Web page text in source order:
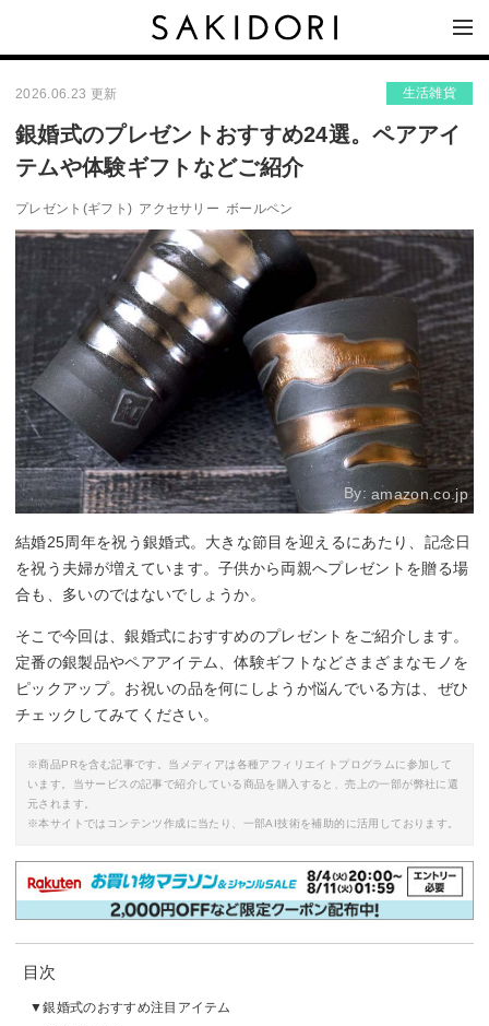
2026.06.23 更新 生活雑貨
銀婚式のプレゼントおすすめ24選。ペアアイ
テムや体験ギフトなどご紹介
プレゼント(ギフト) アクセサリー ボールペン
By:amazon.co.jp
結婚25周年を祝う銀婚式。大きな節目を迎えるにあたり、記念日
を祝う夫婦が増えています。子供から両親へプレゼントを贈る場
合も、多いのではないでしょうか。
そこで今回は、銀婚式におすすめのプレゼントをご紹介します。
定番の銀製品やペアアイテム、体験ギフトなどさまざまなモノを
ピックアップ。お祝いの品を何にしようか悩んでいる方は、ぜひ
チェックしてみてください。
※商品PRを含む記事です。当メディアは各種アフィリエイトプログラムに参加して
います。当サービスの記事で紹介している商品を購入すると、売上の一部が弊社に還
元されます。
※本サイトではコンテンツ作成に当たり、一部AI技術を補助的に活用しております。
目次
銀婚式のおすすめ注目アイテム